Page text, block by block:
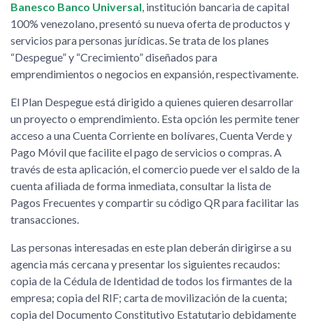
Banesco Banco Universal , institución bancaria de capital
100% venezolano, presentó su nueva oferta de productos y
servicios para personas jurídicas. Se trata de los planes
“Despegue” y “Crecimiento” diseñados para
emprendimientos o negocios en expansión, respectivamente.
El Plan Despegue está dirigido a quienes quieren desarrollar
un proyecto o emprendimiento. Esta opción les permite tener
acceso a una Cuenta Corriente en bolívares, Cuenta Verde y
Pago Móvil que facilite el pago de servicios o compras. A
través de esta aplicación, el comercio puede ver el saldo de la
cuenta afiliada de forma inmediata, consultar la lista de
Pagos Frecuentes y compartir su código QR para facilitar las
transacciones.
Las personas interesadas en este plan deberán dirigirse a su
agencia más cercana y presentar los siguientes recaudos:
copia de la Cédula de Identidad de todos los firmantes de la
empresa; copia del RIF; carta de movilización de la cuenta;
copia del Documento Constitutivo Estatutario debidamente